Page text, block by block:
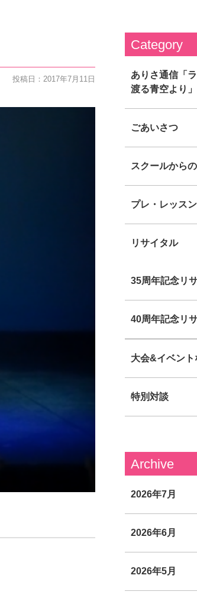
投稿日：2017年7月11日
Category
ありさ通信「
渡る青空より」
ごあいさつ
スクールから
プレ・レッスン
リサイタル
35周年記念リ
40周年記念リ
大会&イベン
特別対談
Archive
2026年7月
2026年6月
2026年5月